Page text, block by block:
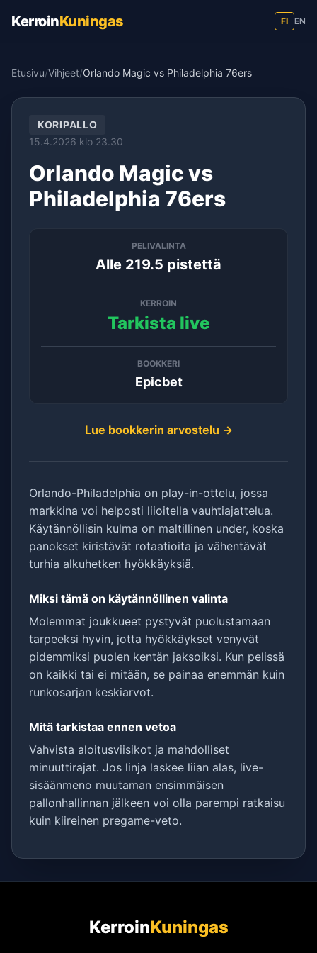
KerroinKuningas FI EN
Etusivu/Vihjeet/Orlando Magic vs Philadelphia 76ers
KORIPALLO
15.4.2026 klo 23.30
Orlando Magic vs
Philadelphia 76ers
PELIVALINTA
Alle 219.5 pistettä
KERROIN
Tarkista live
BOOKKERI
Epicbet
Lue bookkerin arvostelu →
Orlando-Philadelphia on play-in-ottelu, jossa
markkina voi helposti liioitella vauhtiajattelua.
Käytännöllisin kulma on maltillinen under, koska
panokset kiristävät rotaatioita ja vähentävät
turhia alkuhetken hyökkäyksiä.
Miksi tämä on käytännöllinen valinta
Molemmat joukkueet pystyvät puolustamaan
tarpeeksi hyvin, jotta hyökkäykset venyvät
pidemmiksi puolen kentän jaksoiksi. Kun pelissä
on kaikki tai ei mitään, se painaa enemmän kuin
runkosarjan keskiarvot.
Mitä tarkistaa ennen vetoa
Vahvista aloitusviisikot ja mahdolliset
minuuttirajat. Jos linja laskee liian alas, live-
sisäänmeno muutaman ensimmäisen
pallonhallinnan jälkeen voi olla parempi ratkaisu
kuin kiireinen pregame-veto.
KerroinKuningas